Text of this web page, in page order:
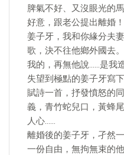
脾氣不好、又沒眼光的
好意，跟老公提出離婚！
姜子牙，我和你緣分夫
歌，決不往他鄉外國去
我的，再無他說……是我
失望到極點的姜子牙寫
賦詩一首，抒發憤怒的
義，青竹蛇兒口，黃蜂
人心……
離婚後的姜子牙，孑然
一份自由，無拘無束的